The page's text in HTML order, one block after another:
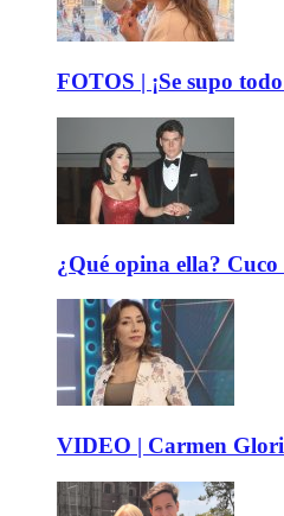
FOTOS | ¡Se supo
¿Qué opina ella?
VIDEO | Carmen